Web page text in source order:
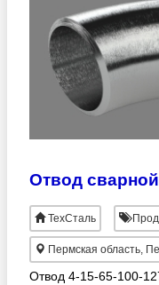
Отвод
ТехСталь
Пермская область,
Отвод 4-15-65-100-